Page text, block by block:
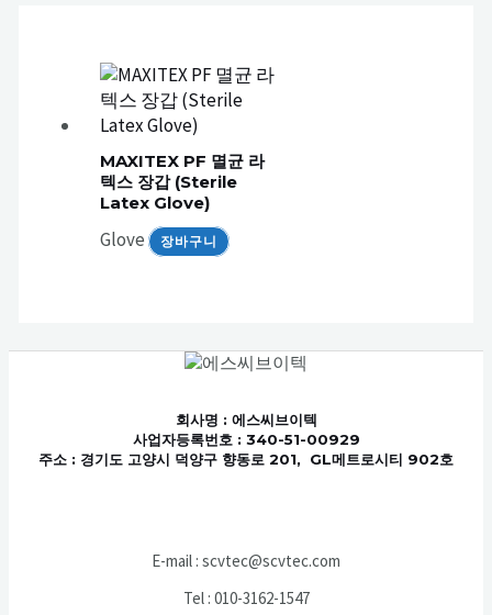
MAXITEX PF 멸균 라
텍스 장갑 (Sterile
Latex Glove)
Glove 장바구니
회사명 : 에스씨브이텍
사업자등록번호 : 340-51-00929
주소 : 경기도 고양시 덕양구 향동로 201, GL메트로시티 902호
E-mail : scvtec@scvtec.com
Tel : 010-3162-1547